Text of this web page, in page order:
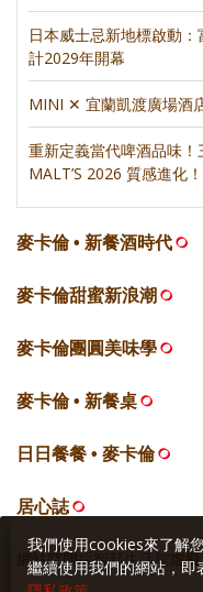
日本威士忌新地標啟動
計2029年開幕
MINI ✕ 宜蘭凱渡廣場酒
重新定義當代啤酒品味
MALT’S 2026 質感進化！
麥卡倫 • 新餐酒時代
麥卡倫甜蜜新浪潮
麥卡倫團圓美味學
麥卡倫 • 新餐桌
日日餐餐 • 麥卡倫
居心誌
網站空間採智邦生活館 虛
我們使用cookies來了解
繼續使用我們的網站，